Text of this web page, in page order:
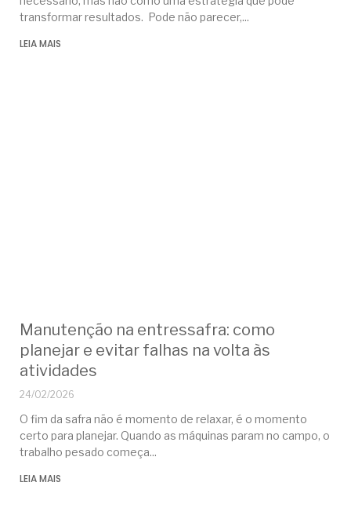
transformar resultados. Pode não parecer,
LEIA MAIS
Manutenção na entressafra: como
planejar e evitar falhas na volta às
atividades
24/02/2026
O fim da safra não é momento de relaxar, é o momento
certo para planejar. Quando as máquinas param no campo, o
trabalho pesado começa
LEIA MAIS